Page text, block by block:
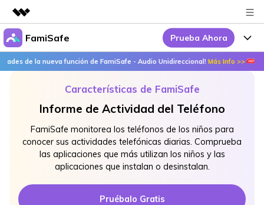
Productos destacados
Creatividad digital con AIGC
Soluciones
Sala de prensa
Soporte
FamiSafe Prueba Ahora
Por Qué FamiSafe
FamiSafe - Tu Aliado en
FamiSafe
FamiSafe Edu
Geonection
Precios
Recursos
Temas Relevantes
Precios
de la nueva función de FamiSafe - Audio Unidireccional!Más Info >>
Características de FamiSafe
Informe de Actividad del Teléfono
FamiSafe monitorea los teléfonos de los niños para
conocer sus actividades telefónicas diarias. Comprueba
las aplicaciones que más utilizan los niños y las
aplicaciones que instalan o desinstalan.
Pruébalo Gratis